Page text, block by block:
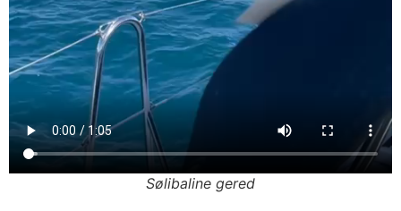
Sølibaline gered